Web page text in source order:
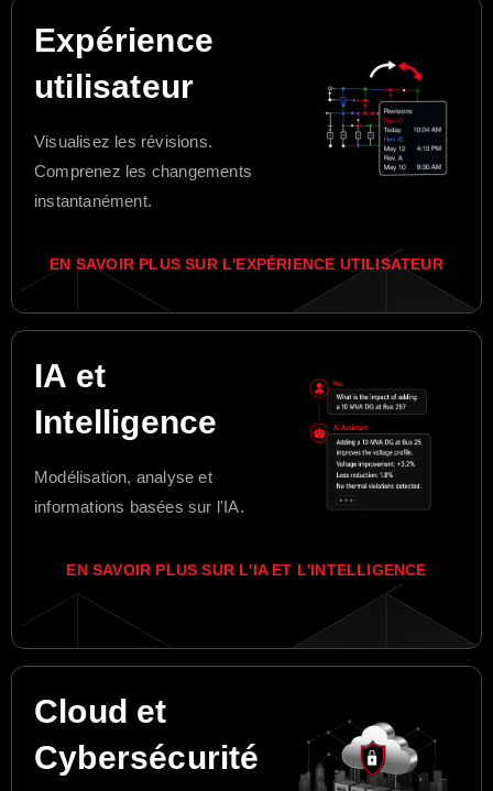
Expérience
utilisateur
Visualisez les révisions.
Comprenez les changements
instantanément.
EN SAVOIR PLUS SUR L'EXPÉRIENCE UTILISATEUR
IA et
Intelligence
Modélisation, analyse et
informations basées sur l'IA.
EN SAVOIR PLUS SUR L'IA ET L'INTELLIGENCE
Cloud et
Cybersécurité